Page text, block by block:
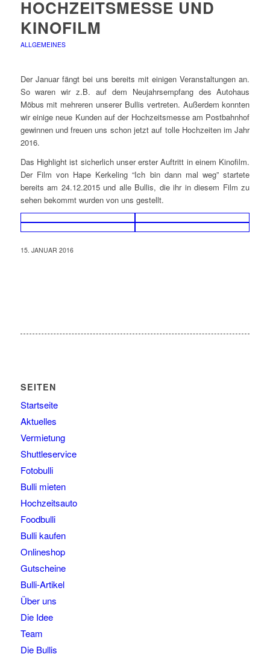
HOCHZEITSMESSE UND
KINOFILM
ALLGEMEINES
Der Januar fängt bei uns bereits mit einigen Veranstaltungen an.
So waren wir z.B. auf dem Neujahrsempfang des Autohaus
Möbus mit mehreren unserer Bullis vertreten. Außerdem konnten
wir einige neue Kunden auf der Hochzeitsmesse am Postbahnhof
gewinnen und freuen uns schon jetzt auf tolle Hochzeiten im Jahr
2016.
Das Highlight ist sicherlich unser erster Auftritt in einem Kinofilm.
Der Film von Hape Kerkeling “Ich bin dann mal weg” startete
bereits am 24.12.2015 und alle Bullis, die ihr in diesem Film zu
sehen bekommt wurden von uns gestellt.
15. JANUAR 2016
SEITEN
Startseite
Aktuelles
Vermietung
Shuttleservice
Fotobulli
Bulli mieten
Hochzeitsauto
Foodbulli
Bulli kaufen
Onlineshop
Gutscheine
Bulli-Artikel
Über uns
Die Idee
Team
Die Bullis